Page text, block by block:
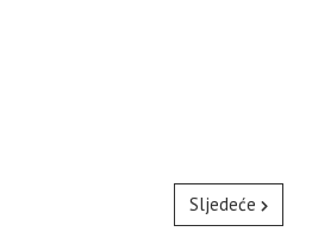
Sljedeće